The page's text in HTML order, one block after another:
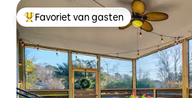
Topfavoriet van gasten
Favoriet van gasten